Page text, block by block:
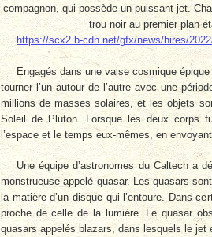
compagnon, qui possède un puissant jet.
trou noir au premier plan
https://scx2.b-cdn.net/gfx/news/hires/
Engagés dans une valse cosmique
tourner l’un autour de l’autre avec une
millions de masses solaires, et les objets
Soleil de Pluton. Lorsque les deux corps
l’espace et le temps eux-mêmes, en
Une équipe d’astronomes du Caltech a
monstrueuse appelé quasar. Les quasars
la matière d’un disque qui l’entoure. Dans
proche de celle de la lumière. Le quasar
quasars appelés blazars, dans lesquels le